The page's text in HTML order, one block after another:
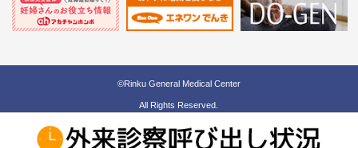
©Rinku General Medical Center
All Rights Reserved.